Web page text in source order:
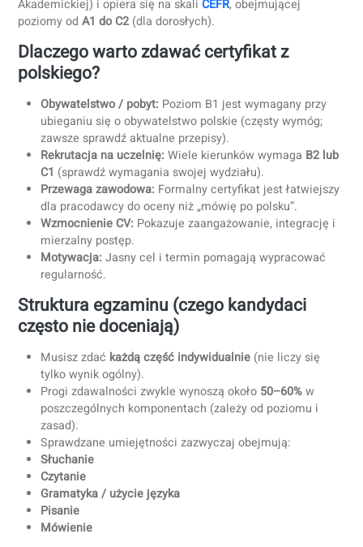
Państwowy Certyfikat z Języka Polskiego jako Obcego
oficjalny, państwowo uznany dokument potwierdzający
znajomość języka polskiego.
Poświadczania Znajomości Języka Polskiego jako Obcego
działająca przy NAWA(Narodowa Agencja Wymiany
Akademickiej) i opiera się na skaliCEFR
, obejmującej
poziomy odA1 do C2(dla dorosłych).
Dlaczego warto zdawać certyfikat z
polskiego?
Obywatelstwo / pobyt:Poziom B1 jest wymagany przy
ubieganiu się o obywatelstwo polskie (częsty wymóg;
zawsze sprawdź aktualne przepisy).
Rekrutacja na uczelnię:Wiele kierunków wymaga
C1(sprawdź wymagania swojej wydziału).
Przewaga zawodowa:Formalny certyfikat jest
dla pracodawcy do oceny niż „mówię po polsku”.
Wzmocnienie CV:Pokazuje zaangażowanie,
mierzalny postęp.
Motywacja:
regularność.
Struktura egzaminu (czego kandydaci
często nie doceniają)